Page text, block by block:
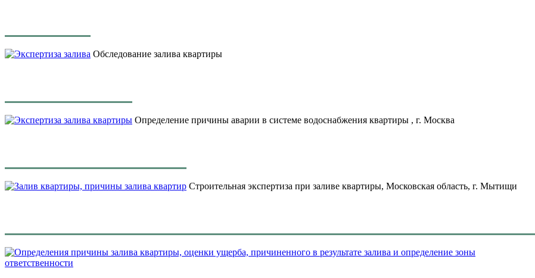
Обследование залива квартиры
Определение причины аварии в системе водоснабжения квартиры , г. Москва
Строительная экспертиза при заливе квартиры, Московская область, г. Мытищи